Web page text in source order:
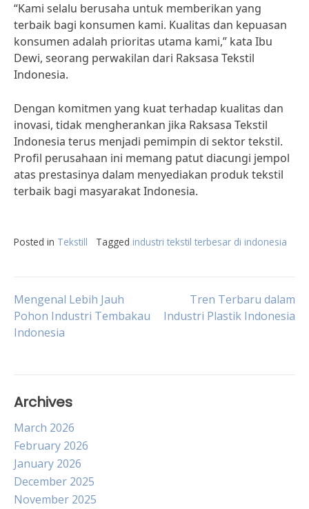
“Kami selalu berusaha untuk memberikan yang
terbaik bagi konsumen kami. Kualitas dan kepuasan
konsumen adalah prioritas utama kami,” kata Ibu
Dewi, seorang perwakilan dari Raksasa Tekstil
Indonesia.
Dengan komitmen yang kuat terhadap kualitas dan
inovasi, tidak mengherankan jika Raksasa Tekstil
Indonesia terus menjadi pemimpin di sektor tekstil.
Profil perusahaan ini memang patut diacungi jempol
atas prestasinya dalam menyediakan produk tekstil
terbaik bagi masyarakat Indonesia.
Posted in Tekstill Tagged industri tekstil terbesar di indonesia
Post
navigation
Mengenal Lebih Jauh
Pohon Industri Tembakau
Indonesia
Tren Terbaru dalam
Industri Plastik Indonesia
Archives
March 2026
February 2026
January 2026
December 2025
November 2025